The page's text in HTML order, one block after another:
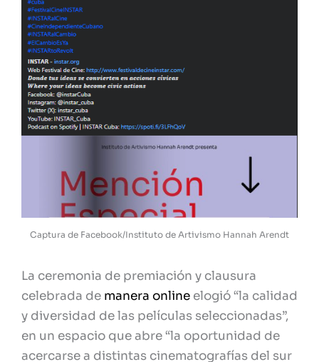
Captura de Facebook/Instituto de Artivismo Hannah Arendt
La ceremonia de premiación y clausura
celebrada de manera online elogió “la calidad
y diversidad de las películas seleccionadas”,
en un espacio que abre “la oportunidad de
acercarse a distintas cinematografías del sur